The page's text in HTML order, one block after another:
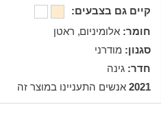
קיים גם בצבעים:
חומר: אלומיניום
, ראטן
סגנון: מודרני
חדר: גינה
2021 אנשים התעניינו במוצר זה